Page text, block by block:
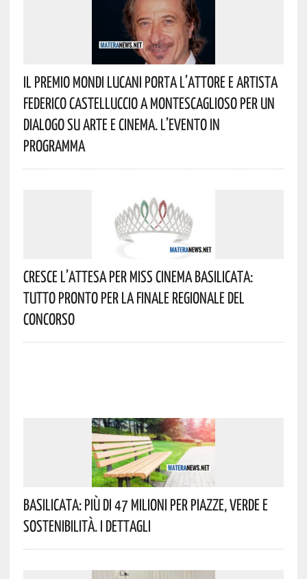
Il Premio Mondi Lucani Porta L’attore E Artista
Federico Castelluccio A Montescaglioso Per Un
Dialogo Su Arte E Cinema. L’evento In
Programma
Cresce L’attesa Per Miss Cinema Basilicata:
Tutto Pronto Per La Finale Regionale Del
Concorso
Basilicata: Più Di 47 Milioni Per Piazze, Verde E
Sostenibilità. I Dettagli